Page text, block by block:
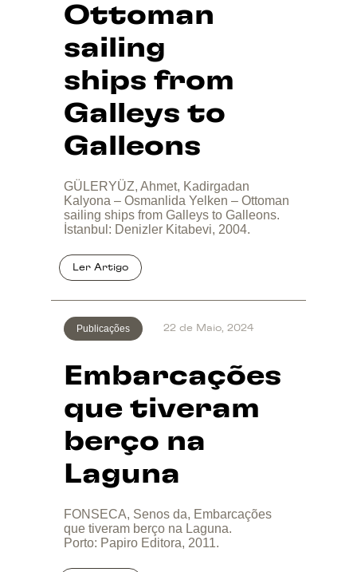
Ottoman
sailing
ships from
Galleys to
Galleons
GÜLERYÜZ, Ahmet, Kadirgadan
Kalyona – Osmanlida Yelken – Ottoman
sailing ships from Galleys to Galleons.
İstanbul: Denizler Kitabevi, 2004.
Publicações
Embarcações
que tiveram
berço na
Laguna
22 de Maio, 2024
FONSECA, Senos da, Embarcações
que tiveram berço na Laguna.
Porto: Papiro Editora, 2011.